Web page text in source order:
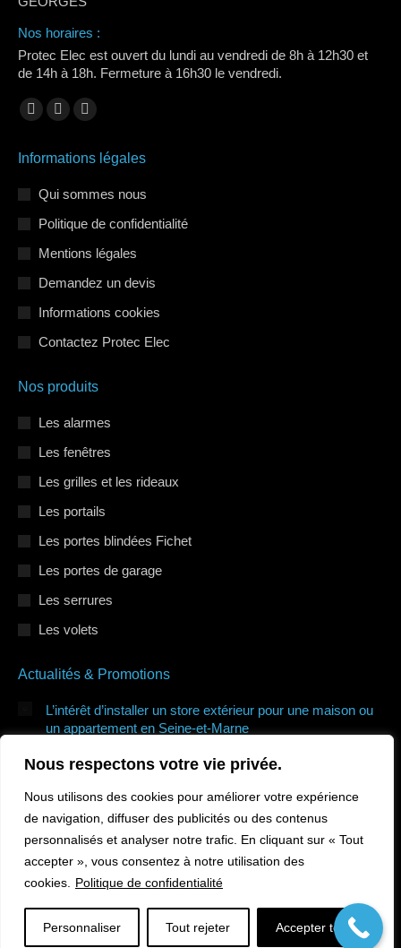
Nous respectons votre vie privée.
Nous utilisons des cookies pour améliorer votre expérience
de navigation, diffuser des publicités ou des contenus
personnalisés et analyser notre trafic. En cliquant sur « Tout
accepter », vous consentez à notre utilisation des
cookies.
Politique de confidentialité
Personnaliser Tout rejeter Accepter tout
Nos horaires :
Protec Elec est ouvert du lundi au vendredi de 8h à 12h30 et
de 14h à 18h. Fermeture à 16h30 le vendredi.
Trouvez nous sur :
La
Facebook
s'ouvre
nouvelle
fenêtre
La
LinkedIn
s'ouvre
une
nouvelle
fenêtre
La
Instagram
s'ouvre
nouvelle
fenêtre
Informations légales
Qui sommes nous
Politique de confidentialité
Mentions légales
Demandez un devis
Informations cookies
Contactez Protec Elec
Nos produits
Les alarmes
Les fenêtres
Les grilles et les rideaux
Les portails
Les portes blindées Fichet
Les portes de garage
Les serrures
Les volets
Actualités & Promotions
L’intérêt d’installer un store extérieur pour une maison ou
un appartement en Seine-et-Marne
canicule en Île-de-France ?
7 juillet 2026
Comment sécuriser sa maison en Île-de-France pendant les
vacances ?
10 juin 2026